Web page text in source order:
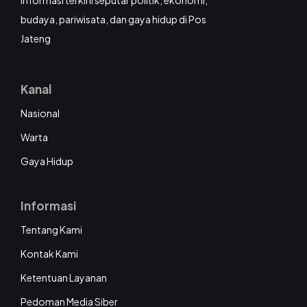
budaya, pariwisata, dan gaya hidup di Pos
Jateng
Kanal
Nasional
Warta
Gaya Hidup
Informasi
Tentang Kami
Kontak Kami
Ketentuan Layanan
Pedoman Media Siber